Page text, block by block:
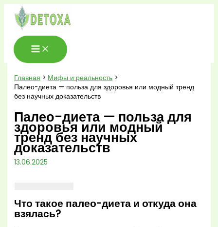
Перейти
содержимому
Главная
Мифы и реальность
Палео-диета — польза для здоровья или модный тренд
без научных доказательств
Палео-диета — польза для
здоровья или модный
тренд без научных
доказательств
13.06.2025
Что такое палео-диета и откуда она
взялась?